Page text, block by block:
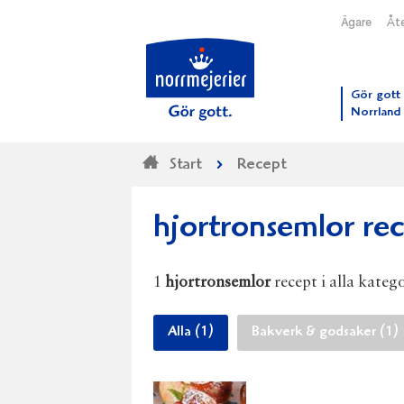
Ägare
Gör gott
Norrland
Start Recept
hjortronsemlor
1 hjortronsemlorrecept i alla
Alla (1) Bakverk & godsaker (1)